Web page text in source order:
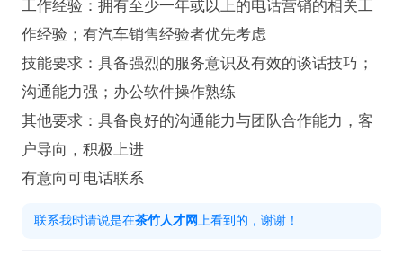
工作经验：拥有至少一年或以上的电话营销的相关工
作经验；有汽车销售经验者优先考虑
技能要求：具备强烈的服务意识及有效的谈话技巧；
沟通能力强；办公软件操作熟练
其他要求：具备良好的沟通能力与团队合作能力，客
户导向，积极上进
有意向可电话联系
联系我时请说是在茶竹人才网 上看到的，谢谢！